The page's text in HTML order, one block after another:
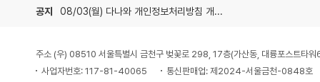
공지 08/03(월) 다나와 개인정보처리방침 개정 안내
주소 (우) 08510 서울특별시 금천구 벚꽃로 298, 17층(가산동, 대륭포스트타워
사업자번호: 117-81-40065
통신판매업: 제2024-서울금천-0848호